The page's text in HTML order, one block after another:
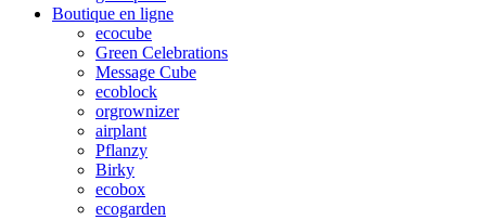
Boutique en ligne
ecocube
Green Celebrations
Message Cube
ecoblock
orgrownizer
airplant
Pflanzy
Birky
ecobox
ecogarden